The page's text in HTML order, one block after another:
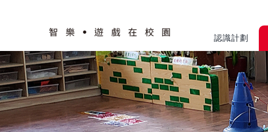
認識計劃
計劃簡介
智樂模式
遊戲工作
培訓及支援
認識校園